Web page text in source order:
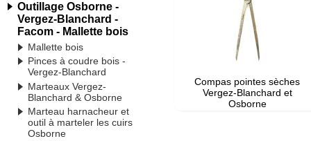
Outillage Osborne -
Vergez-Blanchard -
Facom - Mallette bois
Mallette bois
Pinces à coudre bois -
Vergez-Blanchard
Marteaux Vergez-
Blanchard & Osborne
Marteau harnacheur et
outil à marteler les cuirs
Osborne
Compas pointes sèches
Vergez-Blanchard et
Osborne